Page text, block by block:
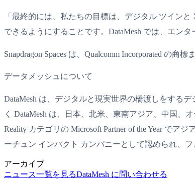
「最終的には、私たちの目標は、デジタル ツイン
できるようにすることです。DataMesh では、エン
Snapdragon Spaces は、Qualcomm Incorporated の商
データメッシュについて
DataMesh は、デジタルと現実世界の橋渡しをする
く DataMesh は、日本、北米、東南アジア、中国、
Reality カテゴリの Microsoft Partner of the Year でア
ーチュン インパクト カンパニーとして認められ、フ
アーカイブ
ニュース一覧を見るDataMesh に問い合わせる